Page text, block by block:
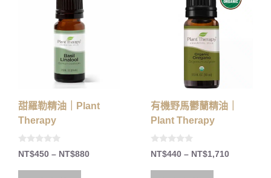
甜羅勒精油｜Plant
Therapy
0
oNT$450 – NT$880
有機野馬鬱蘭精油｜
Plant Therapy
0
oNT$440 – NT$1,710